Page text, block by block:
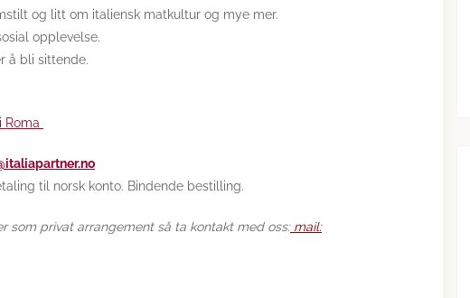
og litt om italiensk matkultur og mye mer.
opplevelse.
å bli sittende.
Roma
til norsk konto. Bindende bestilling.
som privat arrangement så ta kontakt med oss:mail: